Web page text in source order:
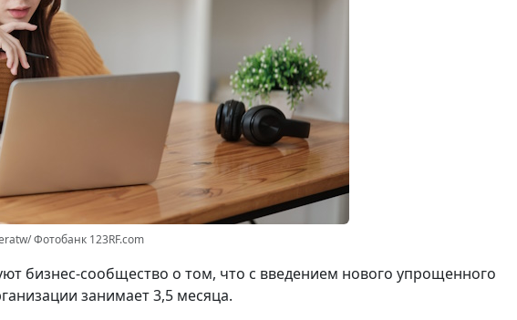
Фотобанк 123RF.com
бизнес-сообщество о том, что с введением нового упрощенного
занимает 3,5 месяца.